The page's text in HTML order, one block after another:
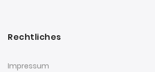
Rechtliches
Impressum